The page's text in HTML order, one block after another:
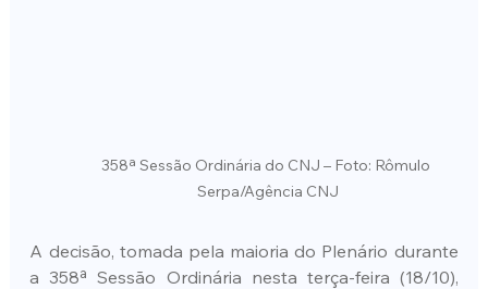
358ª Sessão Ordinária do CNJ – Foto: Rômulo
Serpa/Agência CNJ
A decisão, tomada pela maioria do Plenário durante
a 358ª Sessão Ordinária nesta terça-feira (18/10),